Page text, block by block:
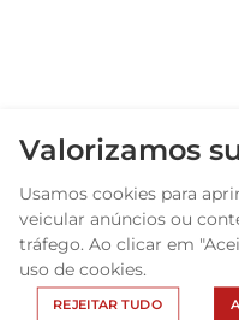
Valorizamos
Usamos cookies para
veicular anúncios ou
tráfego. Ao clicar em
uso de cookies.
REJEITAR TUDO